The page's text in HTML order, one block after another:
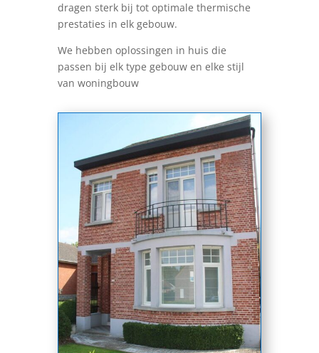
dragen sterk bij tot optimale thermische
prestaties in elk gebouw.
We hebben oplossingen in huis die
passen bij elk type gebouw en elke stijl
van woningbouw